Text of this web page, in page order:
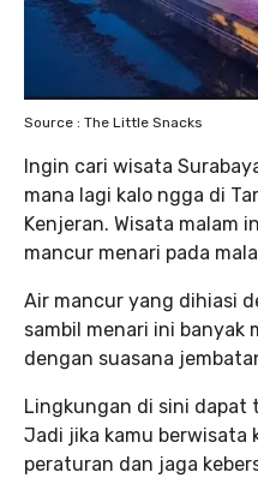
Source : The Little Snacks
Ingin cari wisata
mana lagi kalo ngga di
Kenjeran. Wisata malam
mancur menari pada
Air mancur yang dihiasi
sambil menari ini banyak
dengan suasana
Lingkungan di sini dapat
Jadi jika kamu berwisata
peraturan dan jaga